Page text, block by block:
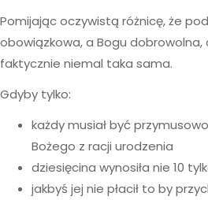
Pomijając oczywistą różnicę, że
obowiązkowa, a Bogu dobrowolna,
faktycznie niemal taka sama.
Gdyby tylko:
każdy musiał być
Bożego z racji urodzenia
dziesięcina wynosiła nie 10
jakbyś jej nie płacił to by